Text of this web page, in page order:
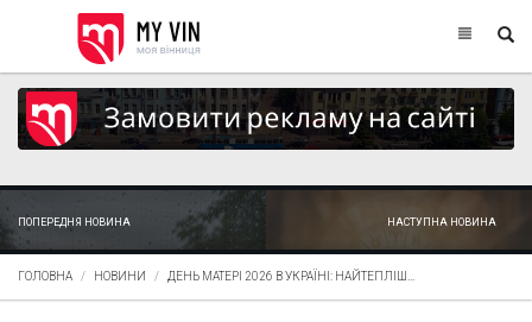
ПОПЕРЕДНЯ НОВИНА НАСТУПНА НОВИНА
ГОЛОВНА НОВИНИ ДЕНЬ МАТЕРІ 2026 В УКРАЇНІ: НАЙТЕПЛІШ...